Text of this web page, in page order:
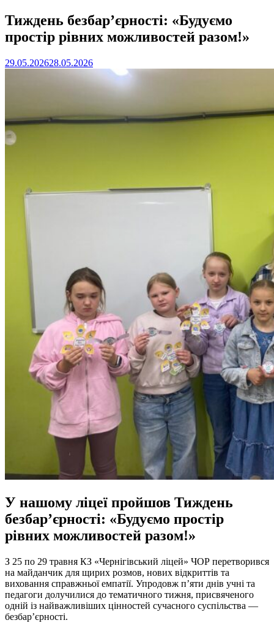
Тиждень безбар’єрності: «Будуємо
простір рівних можливостей разом!»
29.05.202628.05.2026
У нашому ліцеї пройшов Тиждень
безбар’єрності: «Будуємо простір
рівних можливостей разом!»
З 25 по 29 травня КЗ «Чернігівський ліцей» ЧОР перетворився
на майданчик для щирих розмов, нових відкриттів та
виховання справжньої емпатії. Упродовж п’яти днів учні та
педагоги долучилися до тематичного тижня, присвяченого
одній із найважливіших цінностей сучасного суспільства —
безбар’єрності.